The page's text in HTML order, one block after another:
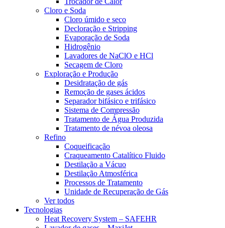
Cloro e Soda
Cloro úmido e seco
Decloração e Stripping
Evaporação de Soda
Hidrogênio
Lavadores de NaClO e HCl
Secagem de Cloro
Exploração e Produção
Desidratação de gás
Remoção de gases ácidos
Separador bifásico e trifásico
Sistema de Compressão
Tratamento de Água Produzida
Tratamento de névoa oleosa
Refino
Coqueificação
Craqueamento Catalítico Fluido
Destilação a Vácuo
Destilação Atmosférica
Processos de Tratamento
Unidade de Recuperação de Gás
Ver todos
Tecnologias
Heat Recovery System – SAFEHR